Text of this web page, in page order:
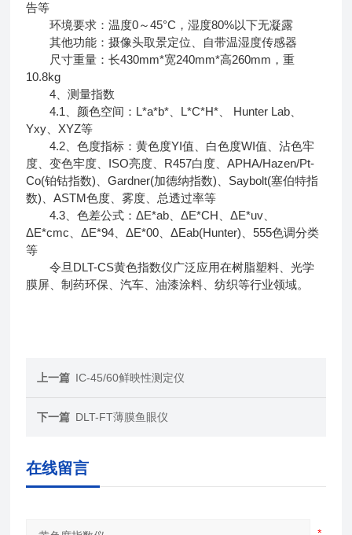
告等
环境要求：温度0～45°C，湿度80%以下无凝露
其他功能：摄像头取景定位、自带温湿度传感器
尺寸重量：长430mm*宽240mm*高260mm，重
10.8kg
4、测量指数
4.1、颜色空间：L*a*b*、L*C*H*、 Hunter Lab、
Yxy、XYZ等
4.2、色度指标：黄色度YI值、白色度WI值、沾色牢
度、变色牢度、ISO亮度、R457白度、APHA/Hazen/Pt-
Co(铂钴指数)、Gardner(加德纳指数)、Saybolt(塞伯特指
数)、ASTM色度、雾度、总透过率等
4.3、色差公式：ΔE*ab、ΔE*CH、ΔE*uv、
ΔE*cmc、ΔE*94、ΔE*00、ΔEab(Hunter)、555色调分类
等
令旦DLT-CS黄色指数仪广泛应用在树脂塑料、光学
膜屏、制药环保、汽车、油漆涂料、纺织等行业领域。
上一篇 IC-45/60鲜映性测定仪
下一篇 DLT-FT薄膜鱼眼仪
在线留言